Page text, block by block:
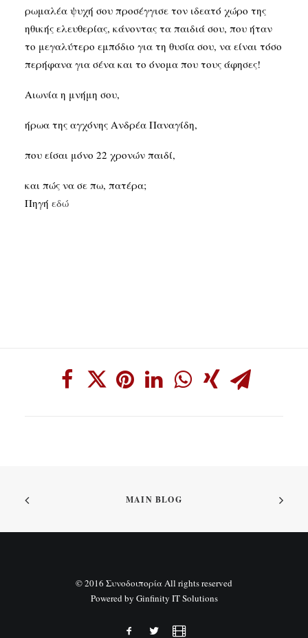
ρωμαλέα ψυχή σου προσέγγισε τον ιδεατό χώρο της
ηθικής ελευθερίας, κάνοντας τα παιδιά σου, που ήταν
το μεγαλύτερο εμπόδιο για τη θυσία σου, να είναι τόσο
περήφανα για σένα και το όνομα που τους άφησες!
Αιωνία η μνήμη σου,
ήρωα της αγχόνης Ανδρέα Παναγίδη,
που είσαι μόνο 22 χρονών παιδί,
και πώς να σε πω, πατέρα;
Πηγή εδώ
MAIN BLOG
© 2016 Συνοδοιπορία All rights reserved
Powered by Ginfinity IT Solutions